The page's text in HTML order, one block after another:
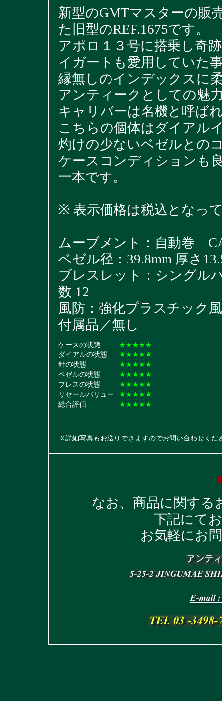
新型のGMTマスターの販
た旧型のREF.1675です。
アポロ１３号に搭乗し奇
イガートも愛用していた
縁無しのインデックスに
アンティークとしての魅
キャリバーは名機と呼ば
こちらの個体はダイアル
灼けの少ないベゼルとの
ケースコンディションも
一本です。
※ 表示価格は税込となっ
ムーブメント：自動巻
ベゼル径：39.8mm 厚さ
ブレスレット：シングル
数 12
風防：強化プラスチック
付属品／無し
ケースの状態
★★★★★
ダイアルの状態
★★★★★
針の状態
★★★★★
ベゼルの状態
★★★★★
ブレスの状態
★★★★★
リセールバリュー
★★★★★
総合評価
★★★★★
※詳細写真もお送りできますのでお問い合わせくだ
なお、商品に関する
下記にて
お気軽にお